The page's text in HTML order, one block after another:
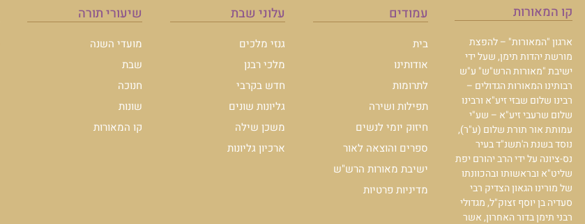
קו המאורות
ארגון "המאורות" – להפצת
מורשת יהדות תימן, שעל ידי
ישיבת "מאורות הרש"ש" ע"ש
רבותינו המאורות הגדולים –
רבינו שלום שבזי זיע"א ורבינו
שלום שרעבי זיע"א – שע"י
עמותת אור תורת שלום (ע"ר),
נוסד בשנת ה'תשנ"ד בעיר
נס-ציונה על ידי הרב יהורם יפת
שליט"א ובראשותו ובהכוונתו
של מורינו הגאון הצדיק רבי
סעדיה בן יוסף זצוק"ל, מגדולי
רבני תימן בדור האחרון, אשר
עמודים
בית
אודותינו
לתרומות
תפילות ושירה
חיזוק יומי לנשים
ספרים והוצאה לאור
ישיבת מאורות הרש"ש
מדיניות פרטיות
עלוני שבת
גנזי מלכים
מלכי רבנן
חדש בקרבי
גליונות שונים
משכן שילה
ארכיון גליונות
שיעורי תורה
מועדי השנה
שבת
חנוכה
שונות
קו המאורות